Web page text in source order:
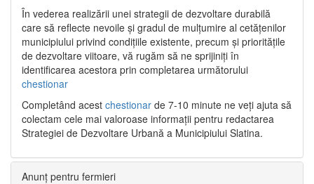
În vederea realizării unei strategii de dezvoltare durabilă
care să reflecte nevoile și gradul de mulțumire al cetățenilor
municipiului privind condițiile existente, precum și prioritățile
de dezvoltare viitoare, vă rugăm să ne sprijiniți în
identificarea acestora prin completarea următorului
chestionar
Completând acest chestionar de 7-10 minute ne veți ajuta să
colectam cele mai valoroase informații pentru redactarea
Strategiei de Dezvoltare Urbană a Municipiului Slatina.
Anunț pentru fermieri